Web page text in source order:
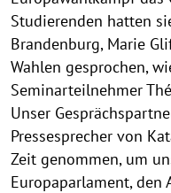
Studierenden hatten
Brandenburg, Marie
Wahlen gesprochen,
Seminarteilnehmer
Unser
Pressesprecher von
Zeit genommen, um
Europaparlament, den